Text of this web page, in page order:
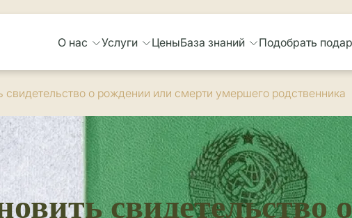
О нас Услуги ЦеныБаза знаний Подобрать
свидетельство о рождении или смерти умершего родственника
свидетельство